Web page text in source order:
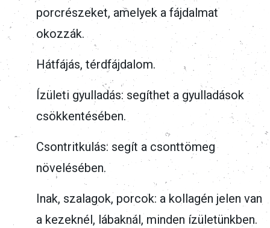
porcrészeket, amelyek a fájdalmat
okozzák.
Hátfájás, térdfájdalom.
Ízületi gyulladás: segíthet a gyulladások
csökkentésében.
Csontritkulás: segít a csonttömeg
növelésében.
Inak, szalagok, porcok: a kollagén jelen van
a kezeknél, lábaknál, minden ízületünkben.